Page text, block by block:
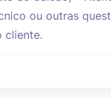
ou outras
cliente.